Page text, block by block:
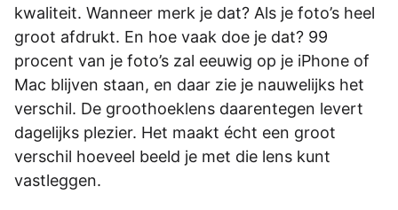
kwaliteit. Wanneer merk je dat? Als je foto’s heel
groot afdrukt. En hoe vaak doe je dat? 99
procent van je foto’s zal eeuwig op je iPhone of
Mac blijven staan, en daar zie je nauwelijks het
verschil. De groothoeklens daarentegen levert
dagelijks plezier. Het maakt écht een groot
verschil hoeveel beeld je met die lens kunt
vastleggen.